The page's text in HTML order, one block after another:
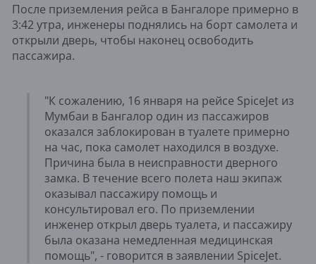
После приземления рейса в Бангалоре примерно в
3:42 утра, инженеры поднялись на борт самолета и
открыли дверь, чтобы наконец освободить
пассажира.
"К сожалению, 16 января на рейсе SpiceJet из
Мумбаи в Бангалор один из пассажиров
оказался заблокирован в туалете примерно
на час, пока самолет находился в воздухе.
Причина была в неисправности дверного
замка. В течение всего полета наш экипаж
оказывал пассажиру помощь и
консультировал его. По приземлении
инженер открыл дверь туалета, и пассажиру
была оказана немедленная медицинская
помощь", - говорится в заявлении SpiceJet.